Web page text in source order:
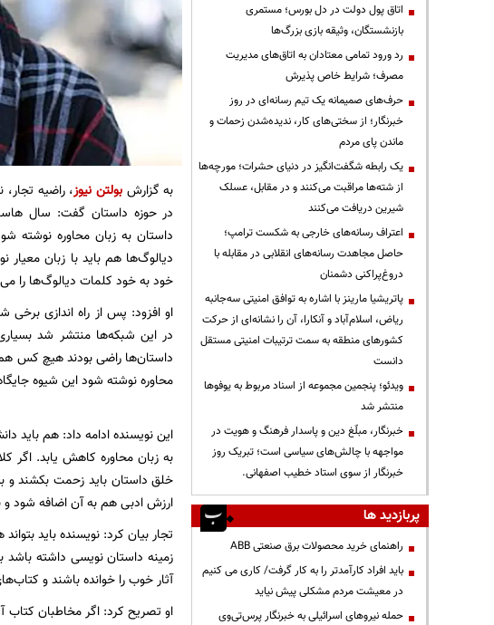
به گزارشبولتن نیوز، راضیه تجار،
در حوزه داستان گفت: سال هاست
داستان به زبان محاوره نوشته
دیالوگ‌ها هم باید با زبان
خود به خود کلمات دیالوگ‌ها را
او افزود: پس از راه اندازی
در این شبکه‌ها منتشر شد
داستان‌ها راضی بودند هیچ کس
محاوره نوشته شود این شیوه
این نویسنده ادامه داد: هم باید
به زبان محاوره کاهش یابد. اگر
خلق داستان باید زحمت بکشند و
ارزش ادبی هم به آن اضافه شود و
تجار بیان کرد: نویسنده باید
زمینه داستان نویسی داشته باشد
آثار خوب را خوانده باشند و
او تصریح کرد: اگر مخاطبان کتاب
اتاق پول دولت در دل بورس؛ مستمری
بازنشستگان، وثیقه بازی بزرگ‌ها
رد ورود تمامی معتادان به اتاق‌های مدیریت
مصرف؛ شرایط خاص پذیرش
حرف‌های صمیمانه یک تیم رسانه‌ای در روز
خبرنگار؛ از سختی‌های کار، ندیده‌شدن زحمات و
ماندن پای مردم
یک رابطه شگفت‌انگیز در دنیای حشرات؛ مورچه‌ها
از شته‌ها مراقبت می‌کنند و در مقابل، عسلک
شیرین دریافت می‌کنند
اعتراف رسانه‌های خارجی به شکست ترامپ؛
حاصل مجاهدت رسانه‌های انقلابی در مقابله با
دروغ‌پراکنی دشمنان
پاتریشیا مارینز با اشاره به توافق امنیتی سه‌جانبه
ریاض، اسلام‌آباد و آنکارا، آن را نشانه‌ای از حرکت
کشورهای منطقه به سمت ترتیبات امنیتی مستقل
دانست
ویدئو؛ پنجمین مجموعه از اسناد مربوط به یوفوها
منتشر شد
خبرنگار، مبلّغ دین و پاسدار فرهنگ و هویت در
مواجهه با چالش‌های سیاسی است؛ تبریک روز
خبرنگار از سوی استاد خطیب اصفهانی.
پربازدید ها
راهنمای خرید محصولات برق صنعتی ABB
باید افراد کارآمدتر را به کار گرفت/ کاری می کنیم
در معیشت مردم مشکلی پیش نیاید
حمله نیروهای اسرائیلی به خبرنگار پرس‌تی‌وی